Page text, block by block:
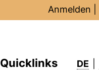
Anmelden
Quicklinks DE